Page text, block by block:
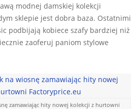
modnej damskiej kolekcji
sklepie jest dobra baza. Ostatnimi
podbijają kobiece szafy bardziej niż
zaoferuj paniom stylowe
zamawiając hity nowej kolekcji z hurtowni